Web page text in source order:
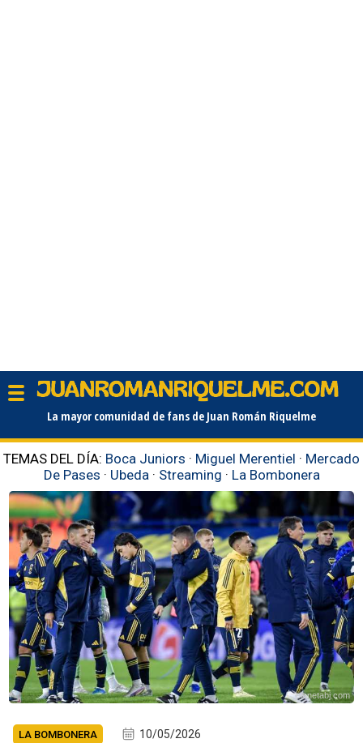
La mayor comunidad de fans de Juan Román Riquelme
TEMAS DEL DÍA: Boca Juniors · Miguel Merentiel · Mercado
De Pases · Ubeda · Streaming · La Bombonera
planetabj.com
LA BOMBONERA 10/05/2026